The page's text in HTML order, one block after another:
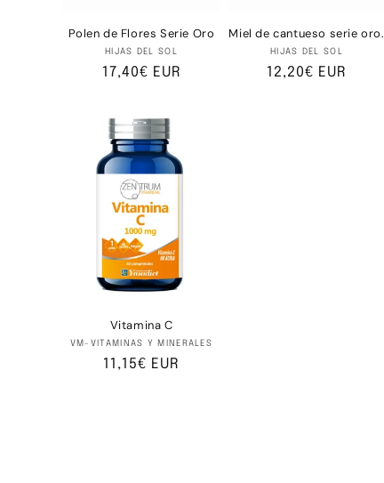
Polen de Flores Serie Oro
Proveedor:
HIJAS DEL SOL
Precio
17,40€ EUR
Miel de cantueso serie oro.
Proveedor:
HIJAS DEL SOL
Precio
12,20€ EUR
Vitamina C
Proveedor:
VM-VITAMINAS Y MINERALES
Precio
11,15€ EUR